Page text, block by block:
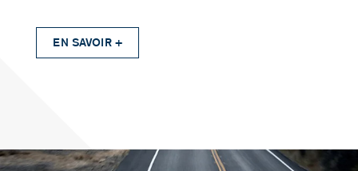
EN SAVOIR +